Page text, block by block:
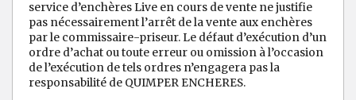
service d’enchères Live en cours de vente ne justifie
pas nécessairement l’arrêt de la vente aux enchères
par le commissaire-priseur. Le défaut d’exécution d’un
ordre d’achat ou toute erreur ou omission à l’occasion
de l’exécution de tels ordres n’engagera pas la
responsabilité de QUIMPER ENCHERES.